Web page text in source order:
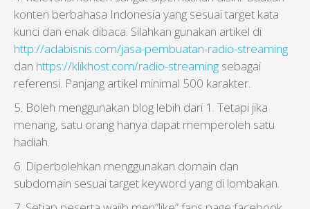
konten berbahasa Indonesia yang sesuai target kata
kunci dan enak dibaca. Silahkan gunakan artikel di
http://adabisnis.com/jasa-pembuatan-radio-streaming
dan https://klikhost.com/radio-streaming sebagai
referensi. Panjang artikel minimal 500 karakter.
5. Boleh menggunakan blog lebih dari 1. Tetapi jika
menang, satu orang hanya dapat memperoleh satu
hadiah.
6. Diperbolehkan menggunakan domain dan
subdomain sesuai target keyword yang di lombakan.